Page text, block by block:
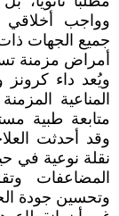
وواجب
جميع الجهات
أمراض مزمنة
ويُعد داء كرونز
المناعية
متابعة طبية
وقد أحدثت
نقلة نوعية في
المضاعفات
وتحسين جودة